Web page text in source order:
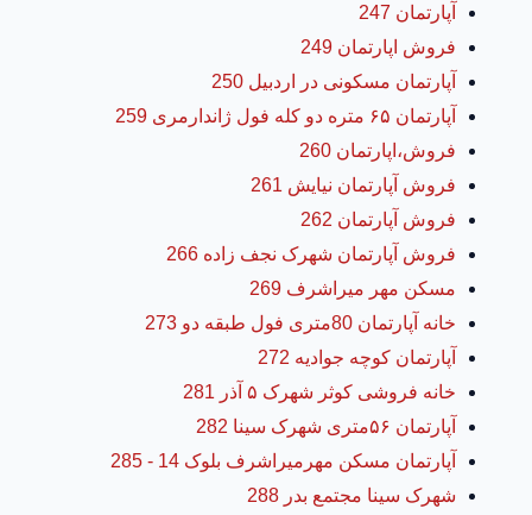
آپارتمان 247
فروش اپارتمان 249
آپارتمان مسکونی در اردبیل 250
آپارتمان ۶۵ متره دو کله فول ژاندارمری 259
فروش،اپارتمان 260
فروش آپارتمان نیایش 261
فروش آپارتمان 262
فروش آپارتمان شهرک نجف زاده 266
مسکن مهر میراشرف 269
خانه آپارتمان 80متری فول طبقه دو 273
آپارتمان کوچه جوادیه 272
خانه فروشی کوثر شهرک ۵ آذر 281
آپارتمان ۵۶متری شهرک سینا 282
آپارتمان مسکن مهرمیراشرف بلوک 14 - 285
شهرک سینا مجتمع بدر 288